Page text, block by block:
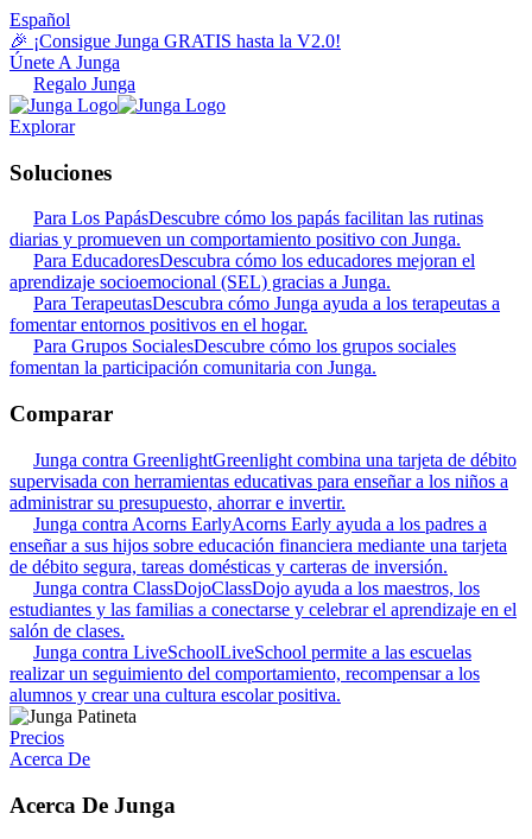
Español
🎉 ¡Consigue Junga GRATIS hasta la V2.0!
Únete A Junga
Regalo Junga
Explorar
Soluciones
Para Los PapásDescubre cómo los papás facilitan las rutinas
diarias y promueven un comportamiento positivo con Junga.
Para EducadoresDescubra cómo los educadores mejoran el
aprendizaje socioemocional (SEL) gracias a Junga.
Para TerapeutasDescubra cómo Junga ayuda a los terapeutas a
fomentar entornos positivos en el hogar.
Para Grupos SocialesDescubre cómo los grupos sociales
fomentan la participación comunitaria con Junga.
Comparar
Junga contra GreenlightGreenlight combina una tarjeta de débito
supervisada con herramientas educativas para enseñar a los niños a
administrar su presupuesto, ahorrar e invertir.
Junga contra Acorns EarlyAcorns Early ayuda a los padres a
enseñar a sus hijos sobre educación financiera mediante una tarjeta
de débito segura, tareas domésticas y carteras de inversión.
Junga contra ClassDojoClassDojo ayuda a los maestros, los
estudiantes y las familias a conectarse y celebrar el aprendizaje en el
salón de clases.
Junga contra LiveSchoolLiveSchool permite a las escuelas
realizar un seguimiento del comportamiento, recompensar a los
alumnos y crear una cultura escolar positiva.
Precios
Acerca De
Acerca De Junga